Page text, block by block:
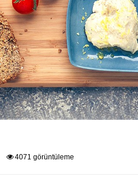
4071 görüntüleme